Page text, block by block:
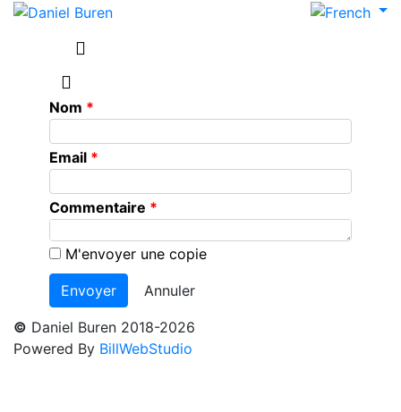
Nom
Email
Commentaire
M'envoyer une copie
Annuler
© Daniel Buren 2018-2026
Powered By BillWebStudio